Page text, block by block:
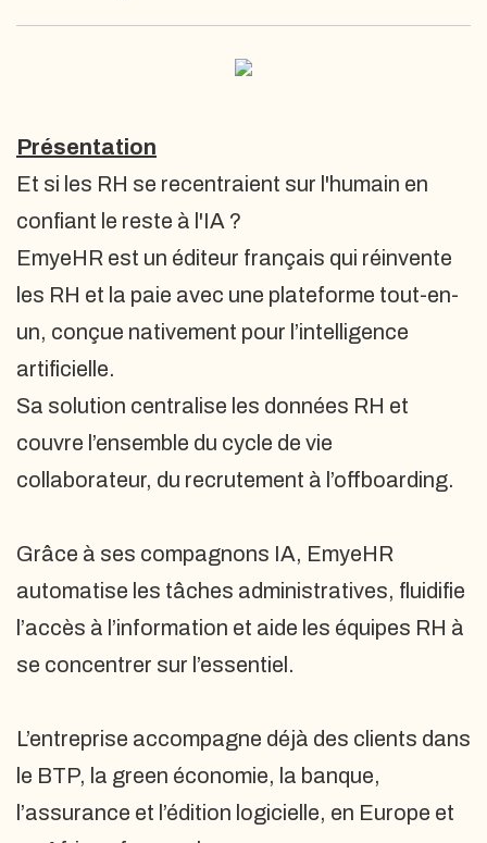
Présentation
Et si les RH se recentraient sur l'humain en
confiant le reste à l'IA ?
EmyeHR est un éditeur français qui réinvente
les RH et la paie avec une plateforme tout-en-
un, conçue nativement pour l’intelligence
artificielle.
Sa solution centralise les données RH et
couvre l’ensemble du cycle de vie
collaborateur, du recrutement à l’offboarding.
Grâce à ses compagnons IA, EmyeHR
automatise les tâches administratives, fluidifie
l’accès à l’information et aide les équipes RH à
se concentrer sur l’essentiel.
L’entreprise accompagne déjà des clients dans
le BTP, la green économie, la banque,
l’assurance et l’édition logicielle, en Europe et